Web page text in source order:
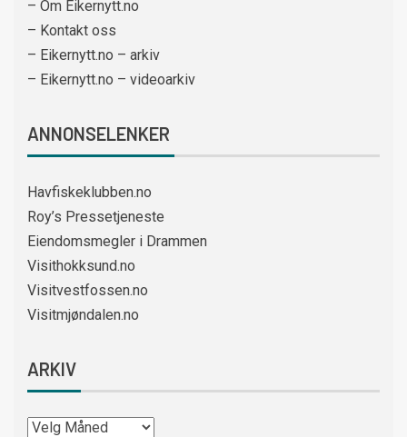
– Om Eikernytt.no
– Kontakt oss
– Eikernytt.no – arkiv
– Eikernytt.no – videoarkiv
ANNONSELENKER
Havfiskeklubben.no
Roy’s Pressetjeneste
Eiendomsmegler i Drammen
Visithokksund.no
Visitvestfossen.no
Visitmjøndalen.no
ARKIV